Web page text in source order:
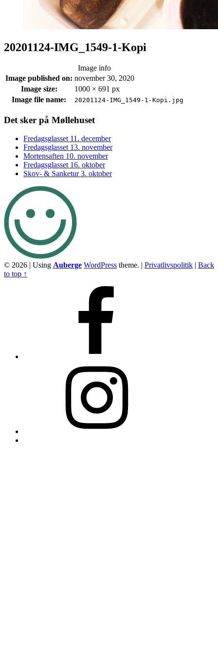
20201124-IMG_1549-1-Kopi
Image info
Image published on: november 30, 2020
Image size:
1000 × 691 px
Image file name:
20201124-IMG_1549-1-Kopi.jpg
Footer
sidebar
Det sker på Møllehuset
Fredagsglasset 11. december
Fredagsglasset 13. november
Mortensaften 10. november
Fredagsglasset 16. oktober
Skov- & Sanketur 3. oktober
© 2026 | Using Auberge WordPress theme. | Privatlivspolitik | Back
to top ↑